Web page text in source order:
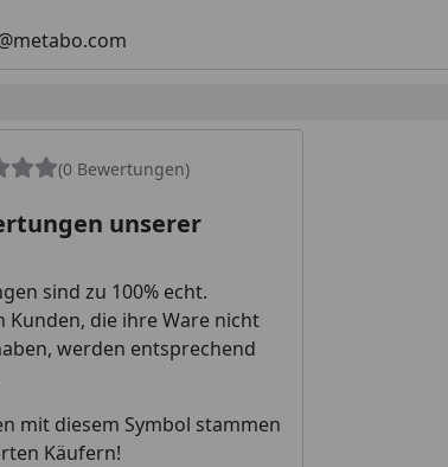
(0 Bewertungen)
unserer
sind zu 100% echt.
Kunden, die ihre Ware nicht
werden entsprechend
mit diesem Symbol stammen
Käufern!